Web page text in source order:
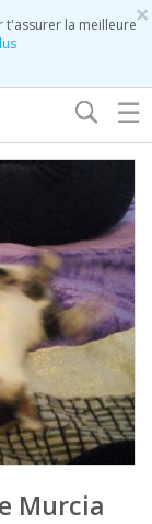
×
la meilleure
☰
Murcia